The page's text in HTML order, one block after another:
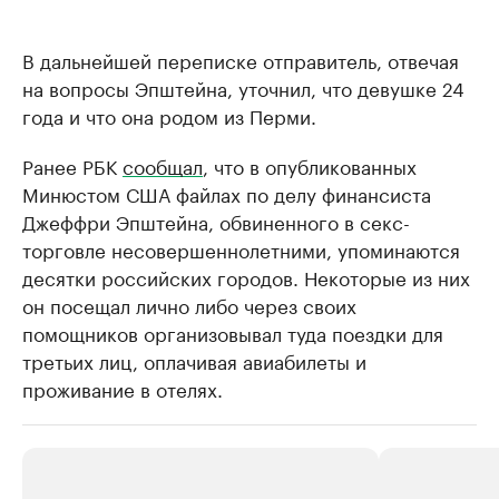
В дальнейшей переписке отправитель, отвечая
на вопросы Эпштейна, уточнил, что девушке 24
года и что она родом из Перми.
Ранее РБКсообщал , что в опубликованных
Минюстом США файлах по делу финансиста
Джеффри Эпштейна, обвиненного в секс-
торговле несовершеннолетними, упоминаются
десятки российских городов. Некоторые из них
он посещал лично либо через своих
помощников организовывал туда поездки для
третьих лиц, оплачивая авиабилеты и
проживание в отелях.